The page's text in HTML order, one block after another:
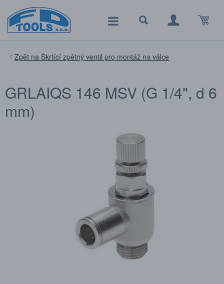
Škrtící zpětný ventil pro montáž na válce
GRLAIQS 146 MSV (G 1/4", d 6
mm)